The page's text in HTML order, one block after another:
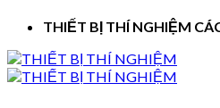
THIẾT BỊ THÍ NGHIỆM